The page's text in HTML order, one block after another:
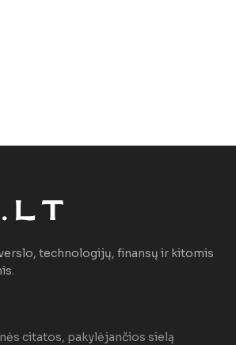
technologijų, finansų ir kitomis
citatos, pakylėjančios sielą